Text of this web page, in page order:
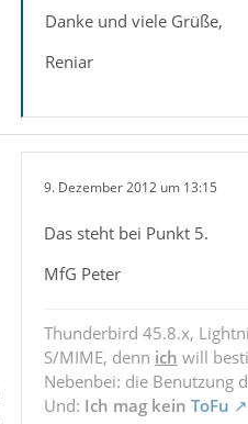
Danke und viele Grüße,
Reniar
9. Dezember 2012 um 13:15
Das steht bei Punkt 5.
MfG Peter
Thunderbird 45.8.x,
S/MIME, denn ich will
Nebenbei: die Benutzung
Und: Ich mag kein ToFu